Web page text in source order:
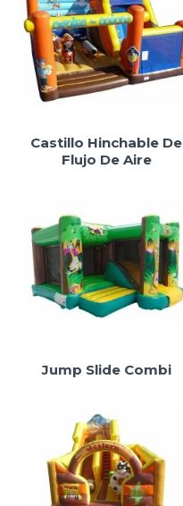
Castillo Hinchable De
Flujo De Aire
Jump Slide Combi